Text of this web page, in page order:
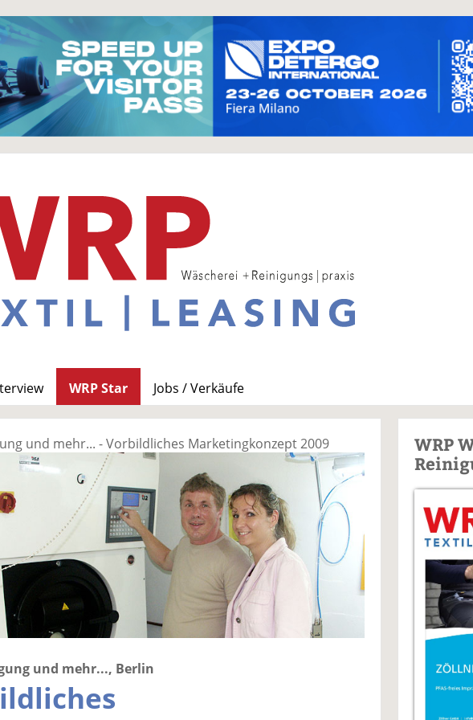
WRP Star
Jobs / Verkäufe
und mehr... - Vorbildliches Marketingkonzept 2009
und mehr..., Berlin
WRP